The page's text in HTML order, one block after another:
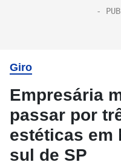
Giro
Empresária
passar por
estéticas em
sul de SP